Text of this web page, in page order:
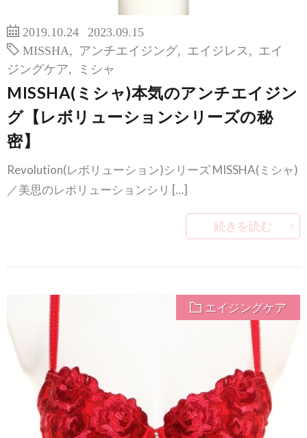
2019.10.24
2023.09.15
MISSHA
アンチエイジング エイジレス
エイ
ジングケア
ミシャ
MISSHA(ミシャ)本気のアンチエイジン
グ【レボリューションシリーズの秘
密】
Revolution(レボリューション)シリーズ MISSHA(ミシャ)
／美思のレボリューションシリ […]
続きを読む
エイジングケア